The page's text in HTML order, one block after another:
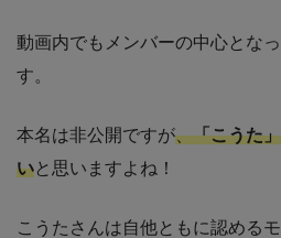
動画内でもメンバーの中心とな
す。
本名は非公開ですが、「こうた
いと思いますよね！
こうたさんは自他ともに認める